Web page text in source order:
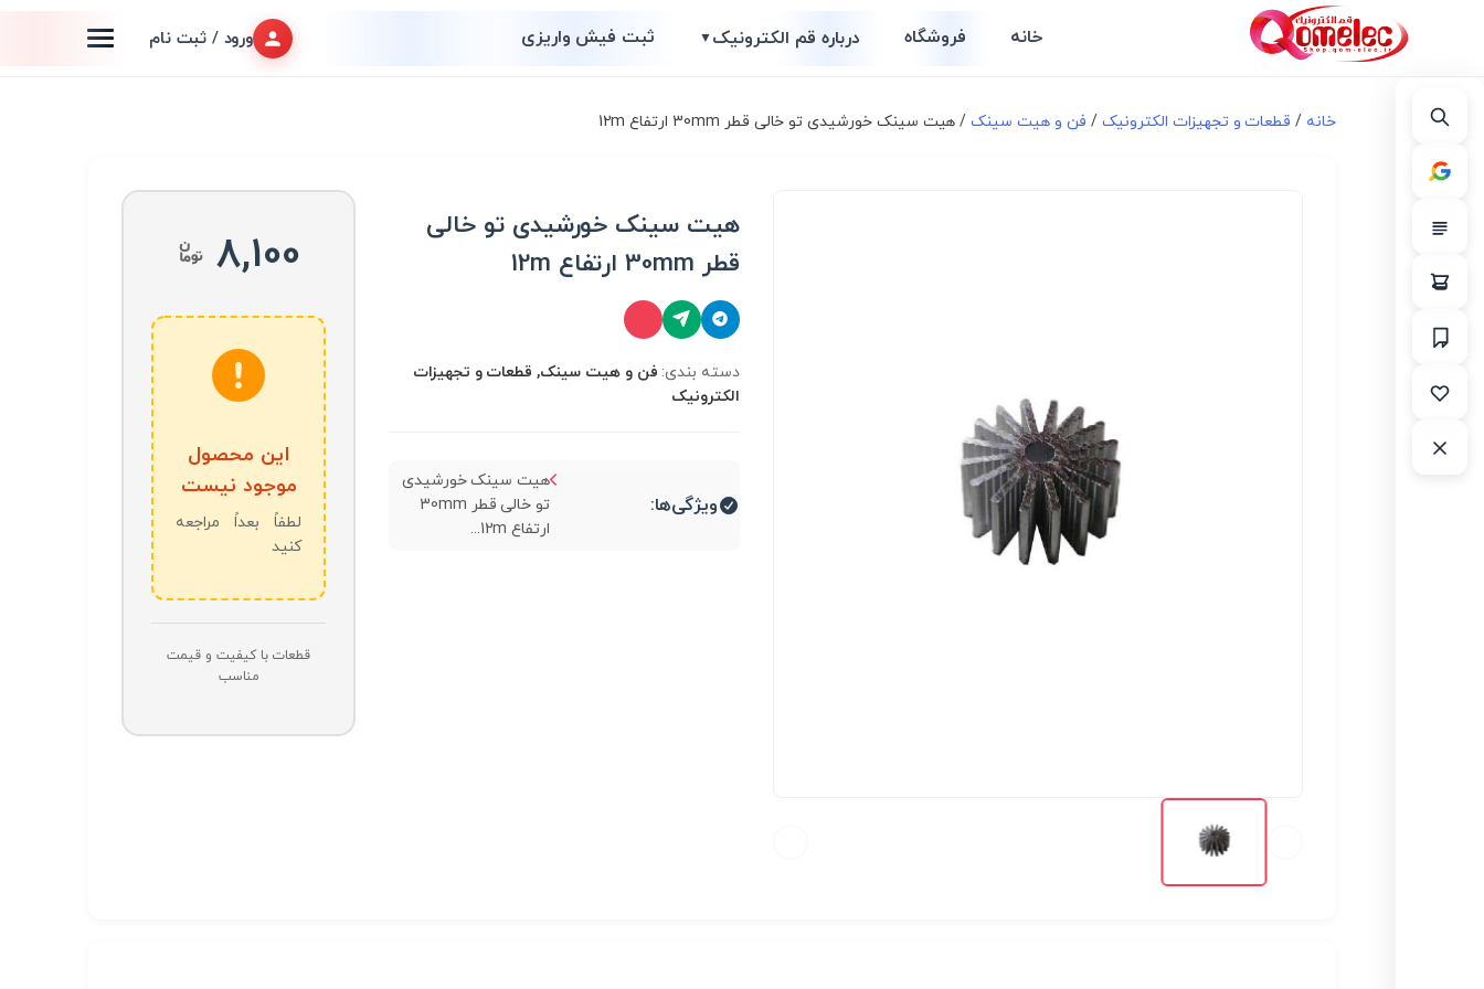
خانه فروشگاه درباره قم الکترونیک▼ ثبت فیش واریزی ورود / ثبت نام
خانه / قطعات و تجهیزات الکترونیک / فن و هیت سینک/ هیت سینک خورشیدی تو خالی قطر 30mm ارتفاع 12m
هیت سینک خورشیدی تو خالی
قطر 30mm ارتفاع 12m
دسته بندی: فن و هیت سینک, قطعات و تجهیزات
الکترونیک
ویژگی‌ها:
هیت سینک خورشیدی
تو خالی قطر 30mm
ارتفاع 12m...
8,100
این محصول
موجود نیست
لطفاً بعداً مراجعه
کنید
قطعات با کیفیت و قیمت
مناسب